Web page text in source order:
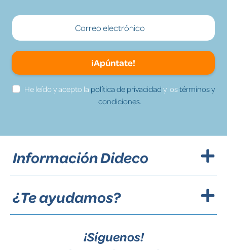
¡Apúntate!
He leído y acepto la política de privacidad y lostérminos y
condiciones.
Información Dideco
¿Te ayudamos?
¡Síguenos!